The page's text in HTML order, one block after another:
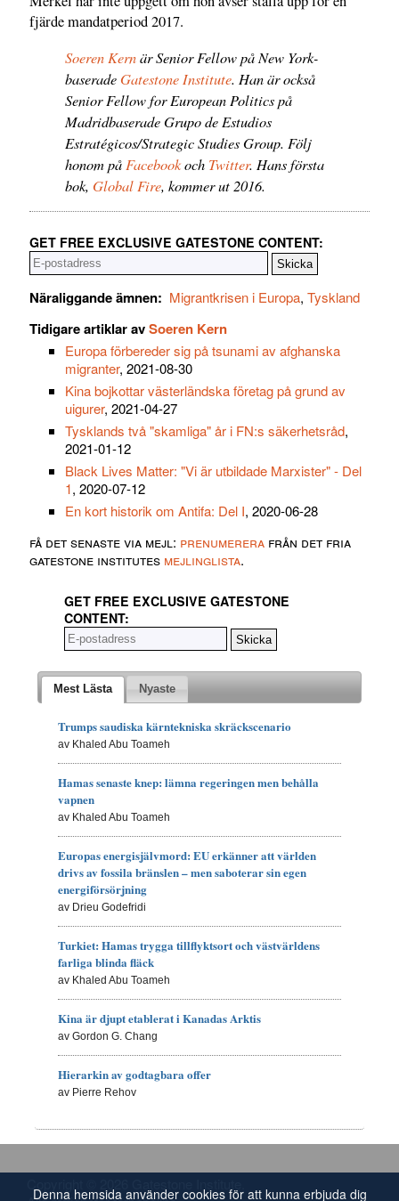
fjärde mandatperiod 2017.
Soeren Kernär Senior Fellow på New York-
baseradeGatestone Institute. Han är också
Senior Fellow for European Politics på
Madridbaserade Grupo de Estudios
Estratégicos/Strategic Studies Group. Följ
honom på Facebookoch Twitter. Hans första
bok, Global Fire, kommer ut 2016.
GET FREE EXCLUSIVE GATESTONE CONTENT:
Näraliggande ämnen: Migrantkrisen i Europa, Tyskland
Tidigare artiklar avSoeren Kern
Europa förbereder sig på tsunami av afghanska
migranter, 2021-08-30
Kina bojkottar västerländska företag på grund av
uigurer, 2021-04-27
Tysklands två "skamliga" år i FN:s säkerhetsråd,
2021-01-12
Black Lives Matter: "Vi är utbildade Marxister" - Del
1, 2020-07-12
En kort historik om Antifa: Del I, 2020-06-28
få det senaste via mejl: prenumerera från det fria
gatestone institutes mejlinglista.
GET FREE EXCLUSIVE GATESTONE
CONTENT:
Mest Lästa Nyaste
Trumps saudiska kärntekniska skräckscenario
av Khaled Abu Toameh
Hamas senaste knep: lämna regeringen men behålla
vapnen
av Khaled Abu Toameh
Europas energisjälvmord: EU erkänner att världen
drivs av fossila bränslen – men saboterar sin egen
energiförsörjning
av Drieu Godefridi
Turkiet: Hamas trygga tillflyktsort och västvärldens
farliga blinda fläck
av Khaled Abu Toameh
Kina är djupt etablerat i Kanadas Arktis
av Gordon G. Chang
Hierarkin av godtagbara offer
av Pierre Rehov
Denna hemsida använder cookies för att kunna erbjuda dig